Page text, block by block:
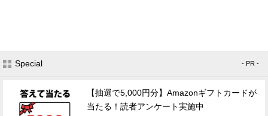
Special - PR -
【抽選で5,000円分】Amazonギフトカードが
当たる！読者アンケート実施中